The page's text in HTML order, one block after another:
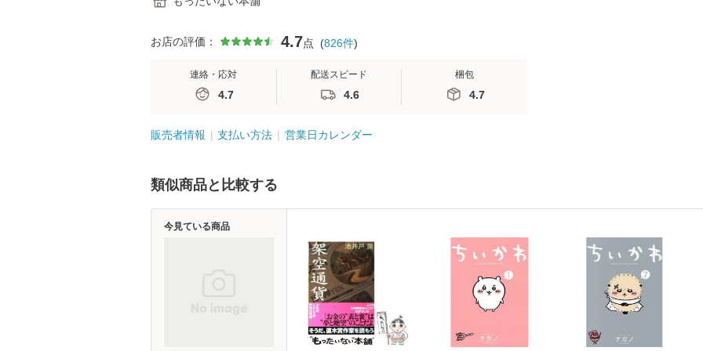
お店の評価： 4.7点 (826件)
連絡・応対
4.7
配送スピード
4.6
梱包
4.7
販売者情報 支払い方法 営業日カレンダー
類似商品と比較する
今見ている商品